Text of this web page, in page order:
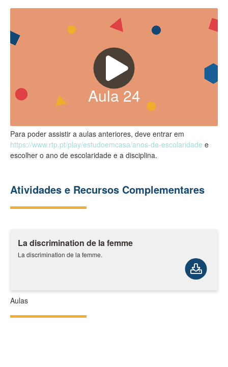
Aula24
Para poder assistir a aulas anteriores, deve entrar em
https://www.rtp.pt/play/estudoemcasa/anos-de-escolaridade e
escolher o ano de escolaridade e a disciplina.
Atividades e Recursos Complementares
La discrimination de la femme
La discrimination de la femme.
Aulas